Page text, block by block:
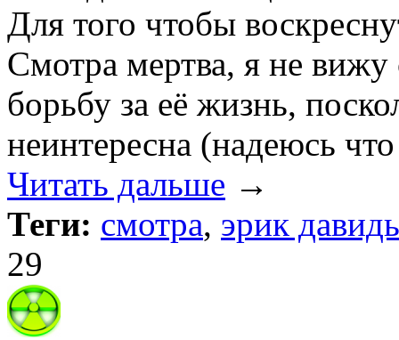
Для того чтобы
Смотра мертва, я не вижу
борьбу за её жизнь,
неинтересна (надеюсь
Читать дальше →
Теги: смотра, эрик
29